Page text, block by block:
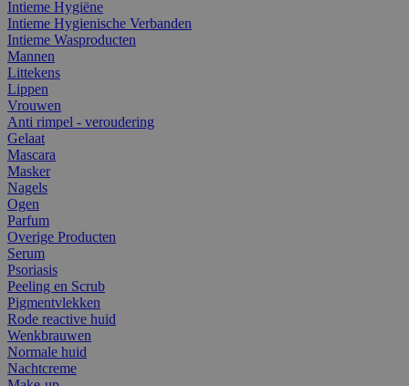
Intieme Hygiëne
Intieme Hygienische Verbanden
Intieme Wasproducten
Mannen
Littekens
Lippen
Vrouwen
Anti rimpel - veroudering
Gelaat
Mascara
Masker
Nagels
Ogen
Parfum
Overige Producten
Serum
Psoriasis
Peeling en Scrub
Pigmentvlekken
Rode reactive huid
Wenkbrauwen
Normale huid
Nachtcreme